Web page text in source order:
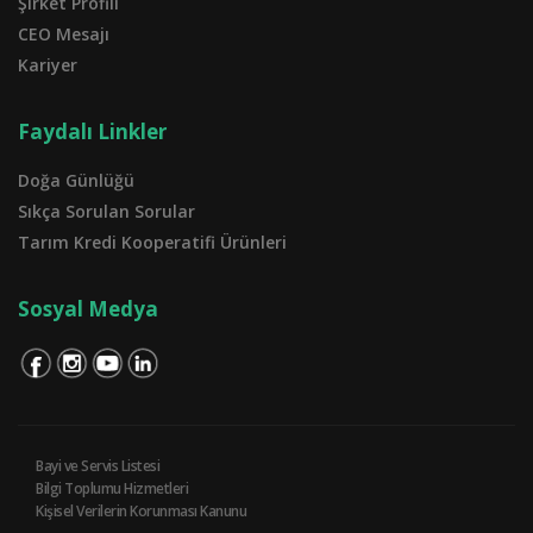
CEO Mesajı
Kariyer
Faydalı Linkler
Doğa Günlüğü
Sıkça Sorulan Sorular
Tarım Kredi Kooperatifi Ürünleri
Sosyal Medya
Bayi ve Servis Listesi
Bilgi Toplumu Hizmetleri
Kişisel Verilerin Korunması Kanunu